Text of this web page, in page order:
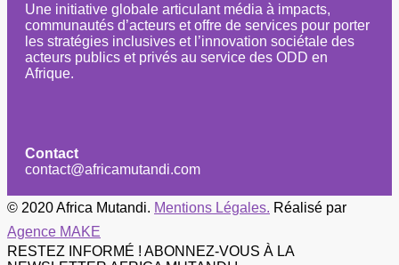
Une initiative globale articulant média à impacts,
communautés d’acteurs et offre de services pour porter
les stratégies inclusives et l’innovation sociétale des
acteurs publics et privés au service des ODD en
Afrique.
Contact
contact@africamutandi.com
© 2020 Africa Mutandi. Mentions Légales. Réalisé par
Agence MAKE
RESTEZ INFORMÉ ! ABONNEZ-VOUS À LA